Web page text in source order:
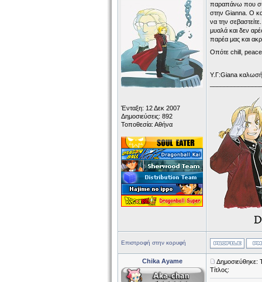
Ένταξη: 12 Δεκ 2007
Δημοσιεύσεις: 892
Τοποθεσία: Αθήνα
παραπάνω που
στην Gianna. Ο
να την
μυαλά και δεν
παρέα μας και
Οπότε chill, peace
Υ.Γ:Giana
Επιστροφή στην κορυφή
Chika Ayame
Δημοσιεύθηκε:
Τίτλος: